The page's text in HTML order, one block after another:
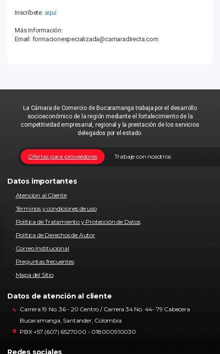
Inscríbete: aquí
Más Información:
Email: formacionespecializada@camaradirecta.com
La Cámara de Comercio de Bucaramanga trabaja por el desarrollo
socioeconómico de la región mediante el fortalecimiento de la
competitividad empresarial, regional y la prestación de los servicios
delegados por el estado.
Trabaje con nosotros
Ofertas para proveedores
Datos importantes
Atencion al Cliente
Términos y condiciones de uso
Política de Tratamiento y Protección de Datos
Política de Derechos de Autor
Correo Institucional
Preguntas frecuentes
Mapa del Sitio
Datos de atención al cliente
Carrera 19 No. 36 - 20 Centro / Carrera 34 No. 44- 79 Cabecera
Bucaramanga, Santander, Colombia
PBX +57 (607) 6527000 - 018000910030
Redes sociales